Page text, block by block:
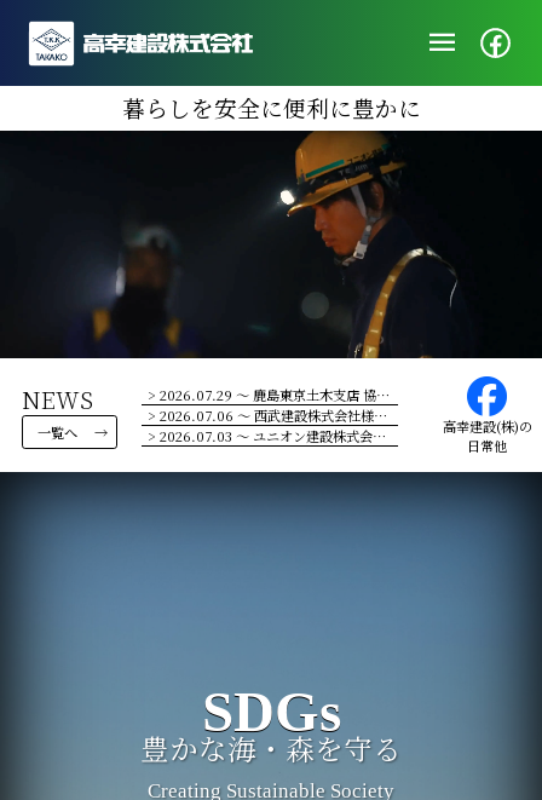
menu
企業情報
ニュース
施工実績
社会・地域貢献
採用/エントリー
暮らしを安全に便利に豊かに
NEWS
一覧へ
> 2026.07.29 ～ 鹿島東京土木支店 協力会社改善事例発表会にて優秀賞に選出されました。
> 2026.07.06 ～ 西武建設株式会社様より感謝状をいただきました。
> 2026.07.03 ～ ユニオン建設株式会社様の安全大会で当社大船営業所が表彰されました。
高幸建設(株)の
日常他
TRUST
究極の安全と技術に挑戦！
RealizeU ltimateSafetyTechnology
COMMUNITY
地域と共に成長する
Supporting Local Community and
SDGs
豊かな海・森を守る
Creating Sustainable Society